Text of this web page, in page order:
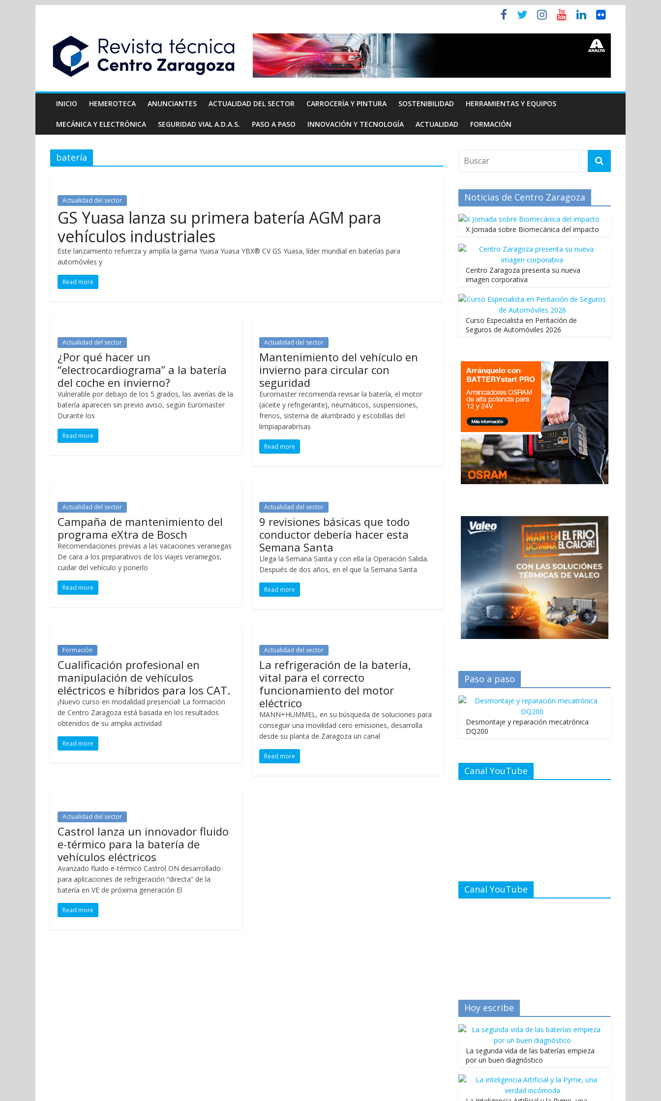
INICIO HEMEROTECA ANUNCIANTES ACTUALIDAD DEL SECTOR CARROCERÍA Y PINTURA SOSTENIBILIDAD HERRAMIENTAS Y EQUIPOS
MECÁNICA Y ELECTRÓNICA SEGURIDAD VIAL A.D.A.S. PASO A PASO INNOVACIÓN Y TECNOLOGÍA ACTUALIDAD FORMACIÓN
batería
Actualidad del sector
GS Yuasa lanza su primera batería AGM para
vehículos industriales
Este lanzamiento refuerza y amplía la gama Yuasa Yuasa YBX® CV GS Yuasa, líder mundial en baterías para
automóviles y
Read more
Actualidad del sector
¿Por qué hacer un
“electrocardiograma” a la batería
del coche en invierno?
Vulnerable por debajo de los 5 grados, las averías de la
batería aparecen sin previo aviso, según Euromaster
Durante los
Read more
Actualidad del sector
Mantenimiento del vehículo en
invierno para circular con
seguridad
Euromaster recomienda revisar la batería, el motor
(aceite y refrigerante), neumáticos, suspensiones,
frenos, sistema de alumbrado y escobillas del
limpiaparabrisas
Read more
Actualidad del sector
Campaña de mantenimiento del
programa eXtra de Bosch
Recomendaciones previas a las vacaciones veraniegas
De cara a los preparativos de los viajes veraniegos,
cuidar del vehículo y ponerlo
Read more
Actualidad del sector
9 revisiones básicas que todo
conductor debería hacer esta
Semana Santa
Llega la Semana Santa y con ella la Operación Salida.
Después de dos años, en el que la Semana Santa
Read more
Formación
Cualificación profesional en
manipulación de vehículos
eléctricos e híbridos para los CAT.
¡Nuevo curso en modalidad presencial! La formación
de Centro Zaragoza está basada en los resultados
obtenidos de su amplia actividad
Read more
Actualidad del sector
La refrigeración de la batería,
vital para el correcto
funcionamiento del motor
eléctrico
MANN+HUMMEL, en su búsqueda de soluciones para
conseguir una movilidad cero emisiones, desarrolla
desde su planta de Zaragoza un canal
Read more
Actualidad del sector
Castrol lanza un innovador fluido
e-térmico para la batería de
vehículos eléctricos
Avanzado fluido e-térmico Castrol ON desarrollado
para aplicaciones de refrigeración “directa” de la
batería en VE de próxima generación El
Read more
Noticias de Centro Zaragoza
X Jornada sobre Biomecánica del impacto
Centro Zaragoza presenta su nueva
imagen corporativa
Curso Especialista en Peritación de
Seguros de Automóviles 2026
Paso a paso
Desmontaje y reparación mecatrónica
DQ200
Canal YouTube
Canal YouTube
Hoy escribe
La segunda vida de las baterías empieza
por un buen diagnóstico